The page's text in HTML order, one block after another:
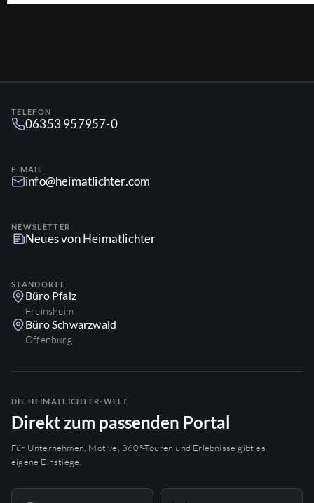
TELEFON
06353 957957-0
E-MAIL
info@heimatlichter.com
NEWSLETTER
Neues von Heimatlichter
STANDORTE
Büro Pfalz
Freinsheim
Büro Schwarzwald
Offenburg
DIE HEIMATLICHTER-WELT
Direkt zum passenden Portal
Für Unternehmen, Motive, 360°-Touren und Erlebnisse gibt es
eigene Einstiege.